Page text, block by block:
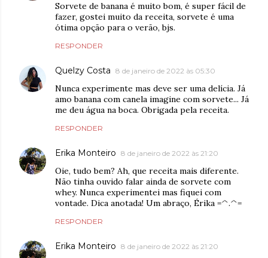
Sorvete de banana é muito bom, é super fácil de
fazer, gostei muito da receita, sorvete é uma
ótima opção para o verão, bjs.
RESPONDER
Quelzy Costa 8 de janeiro de 2022 às 05:30
Nunca experimente mas deve ser uma delícia. Já
amo banana com canela imagine com sorvete... Já
me deu água na boca. Obrigada pela receita.
RESPONDER
Erika Monteiro 8 de janeiro de 2022 às 21:20
Oie, tudo bem? Ah, que receita mais diferente.
Não tinha ouvido falar ainda de sorvete com
whey. Nunca experimentei mas fiquei com
vontade. Dica anotada! Um abraço, Érika =^.^=
RESPONDER
Erika Monteiro 8 de janeiro de 2022 às 21:20